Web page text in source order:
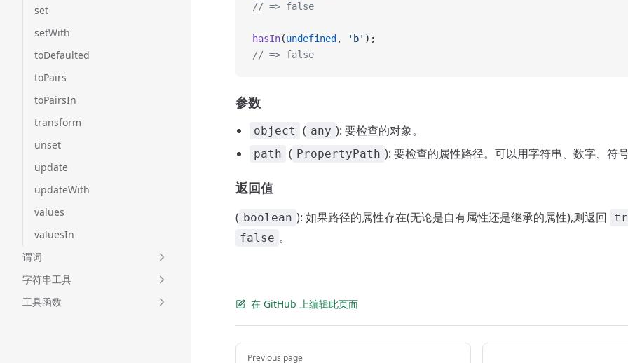
set
setWith
toDefaulted
toPairs
toPairsIn
transform
unset
update
updateWith
values
valuesIn
谓词
字符串工具
工具函数
// => false
hasIn(undefined , 'b' );
// => false
参数
object ( any ): 要检查的对象。
path ( PropertyPath ): 要检查的属性路径。可以用字符串、数字、符号
返回值
( boolean ): 如果路径的属性存在(无论是自有属性还是继承的属性),则返回
false 。
在 GitHub 上编辑此页面
Pager
Previous page